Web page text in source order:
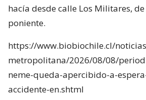
hacía desde calle Los Militares,
poniente.
https://www.biobiochile.cl/
metropolitana/2026/08/08/
neme-queda-apercibido-a-
accidente-en.shtml